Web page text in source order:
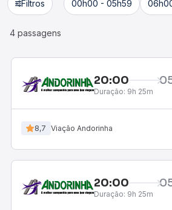
Filtros 00h00 - 05h59
4 passagens
20:00
Duração: 9h 25m
8,7 Viação Andorinha
20:00
Duração: 9h 25m